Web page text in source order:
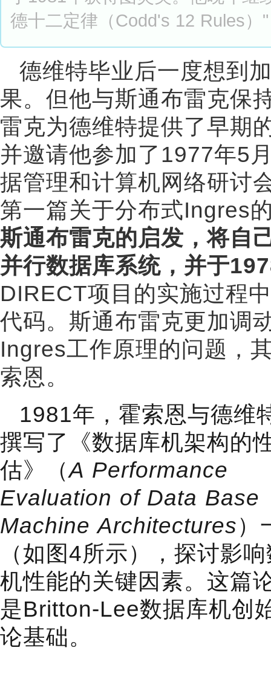
德十二定律（Codd's 12 Rules
德维特毕业后一度想到
果。但他与斯通布雷克保
雷克为德维特提供了早期
并邀请他参加了1977年5
据管理和计算机网络研讨
第一篇关于分布式Ingres
斯通布雷克的启发，将自
并行数据库系统，并于
DIRECT项目的实施过程
代码。斯通布雷克更加调
Ingres工作原理的问题，
索恩。
1981年，霍索恩与德维
撰写了《数据库机架构的
估》（A Performance
Evaluation of Data Base
Machine Architectures）
（如图4所示），探讨影
机性能的关键因素。这篇
是Britton-Lee数据库机创
论基础。